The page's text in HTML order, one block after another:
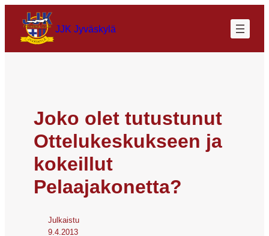
JJK Jyväskylä
Joko olet tutustunut
Ottelukeskukseen ja
kokeillut
Pelaajakonetta?
Julkaistu
9.4.2013